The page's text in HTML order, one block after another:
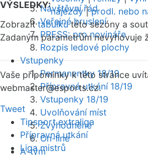
Návštěvní řád
Veřejné bruslení
PRESS: pro novináře
Rozpis ledové plochy
Vstupenky
Permanentky 18/19
Přípravná utkání 18/19
Vstupenky 18/19
Uvolňování míst
Zvýhodněné
On-line
A-tým
VÝSLEDKY:
nájezdy|prodl. nebo
Zobrazittabulkutéto sezóny a
Zadaným parametrům nevyhovuje
Vaše připomínky k této stránce
webmaster@esports.cz.
Tweet
Tipsport extraliga
Přípravná utkání
Liga mistrů